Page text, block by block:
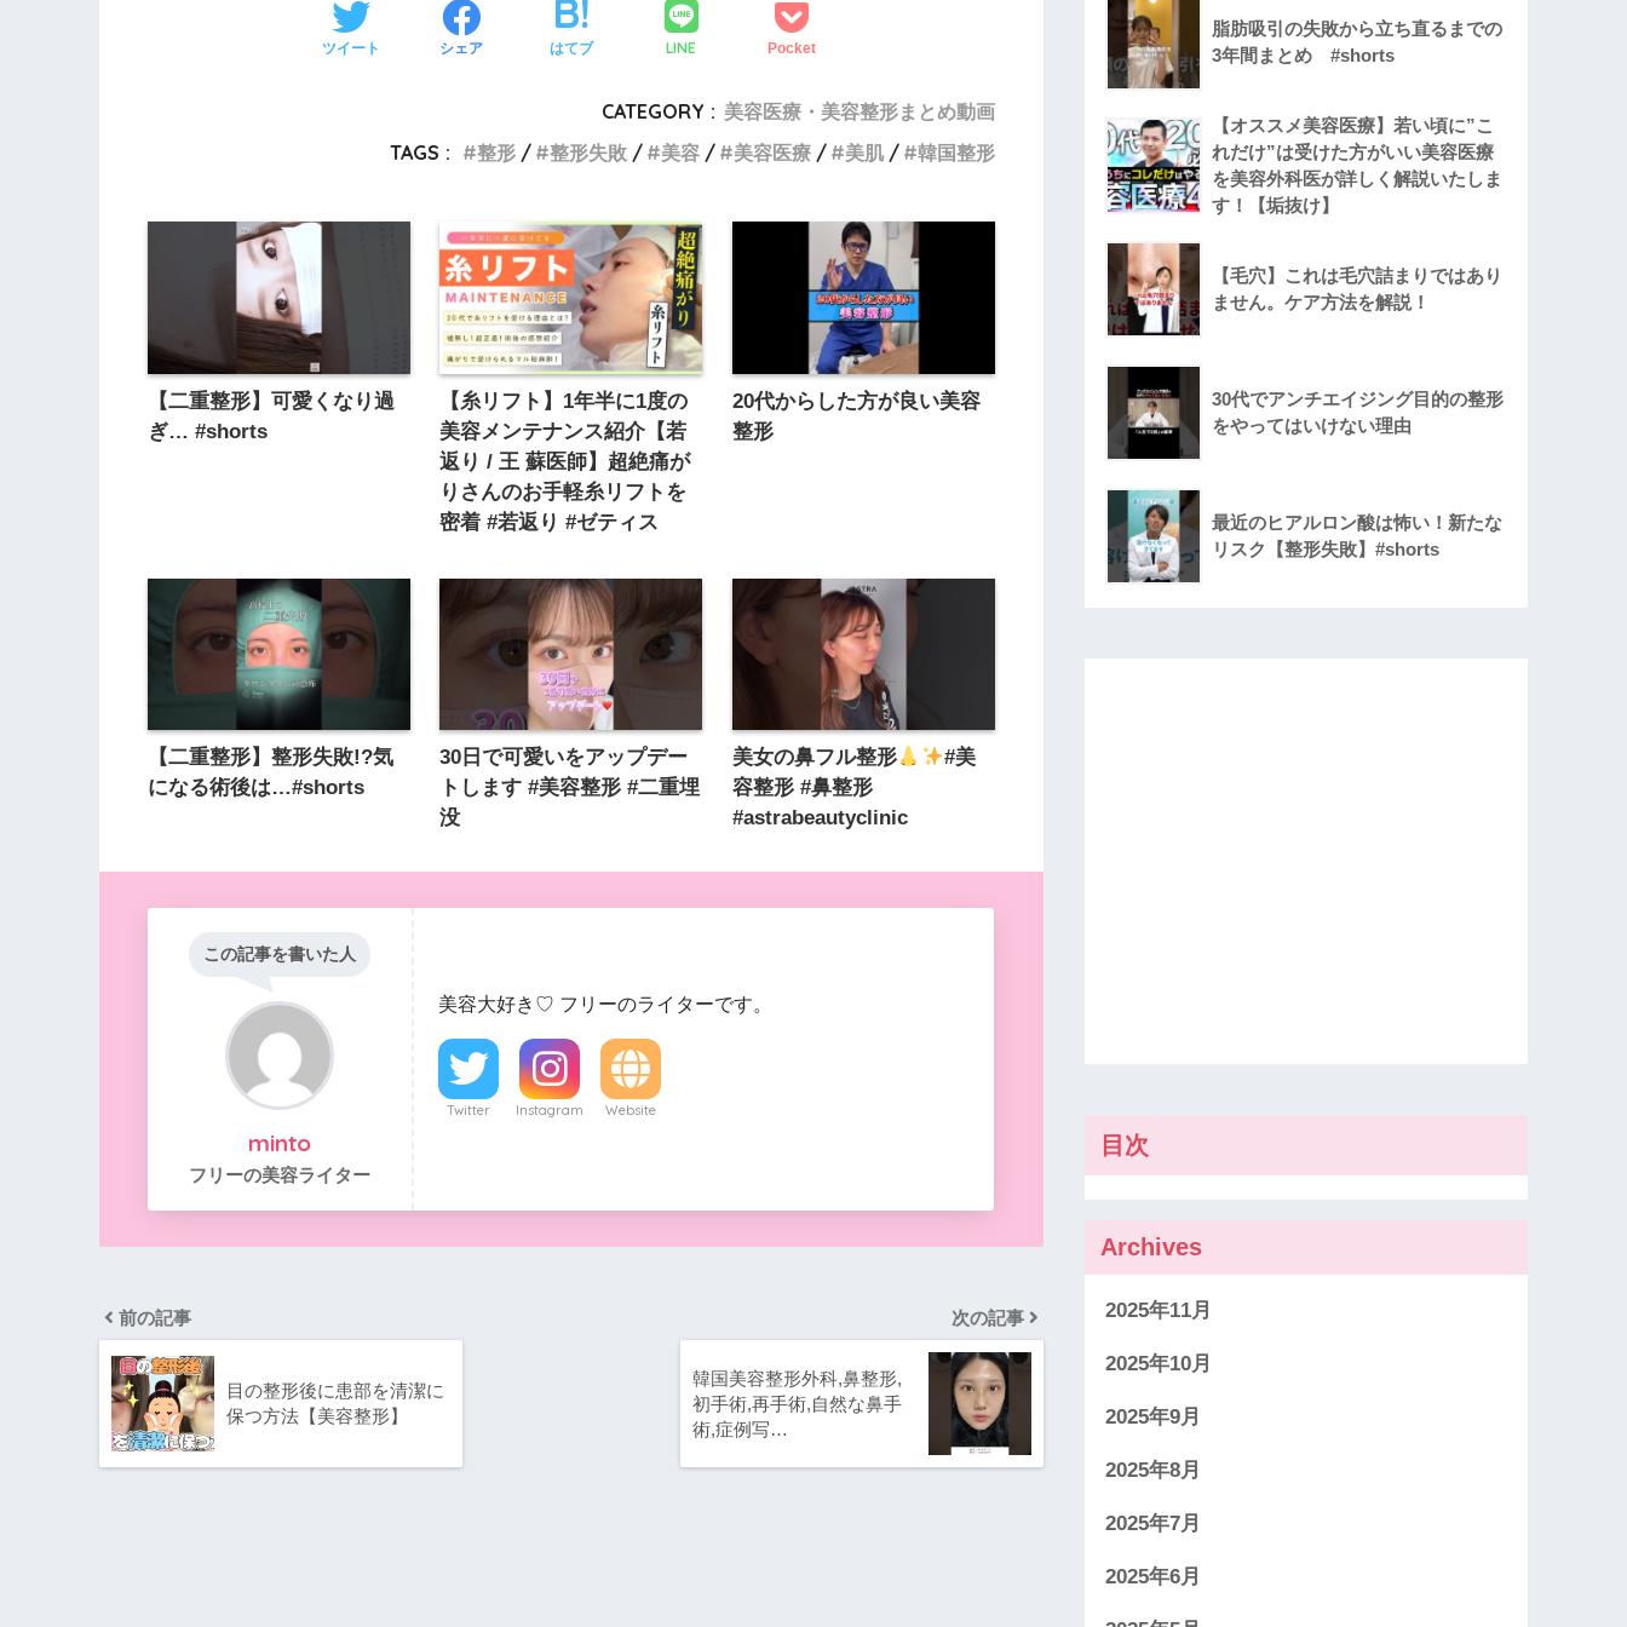
ツイート シェア はてブ LINE Pocket
CATEGORY : 美容医療・美容整形まとめ動画
TAGS :
整形 整形失敗 美容 美容医療 美肌 韓国整形
【二重整形】可愛くなり過
ぎ… #shorts
【糸リフト】1年半に1度の
美容メンテナンス紹介【若
返り / 王 蘇医師】超絶痛が
りさんのお手軽糸リフトを
密着 #若返り #ゼティス
20代からした方が良い美容
整形
【二重整形】整形失敗!?気
になる術後は…#shorts
30日で可愛いをアップデー
トします #美容整形 #二重埋
没
美女の鼻フル整形
#美
容整形 #鼻整形
#astrabeautyclinic
この記事を書いた人
minto
フリーの美容ライター
美容大好き♡ フリーのライターです。
Twitter Instagram Website
前の記事
目の整形後に患部を清潔に
保つ方法【美容整形】
次の記事
韓国美容整形外科,鼻整形,
初手術,再手術,自然な鼻手
術,症例写…
脂肪吸引の失敗から立ち直るまでの
3年間まとめ #shorts
【オススメ美容医療】若い頃に”こ
れだけ”は受けた方がいい美容医療
を美容外科医が詳しく解説いたしま
す！【垢抜け】
【毛穴】これは毛穴詰まりではあり
ません。ケア方法を解説！
30代でアンチエイジング目的の整形
をやってはいけない理由
最近のヒアルロン酸は怖い！新たな
リスク【整形失敗】#shorts
目次
Archives
2025年11月
2025年10月
2025年9月
2025年8月
2025年7月
2025年6月